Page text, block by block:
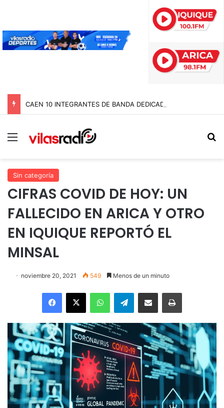
Menú
Sin categoría
CIFRAS COVID DE HOY: UN
FALLECIDO EN ARICA Y OTRO
EN IQUIQUE REPORTÓ EL
MINSAL
noviembre 20, 2021 549 Menos de un minuto
Facebook
X WhatsAppTelegramEnviar vía email Imprimir